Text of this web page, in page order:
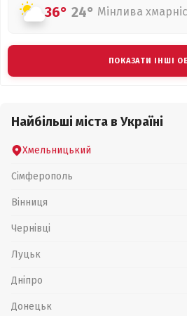
36° 24° Мінлива
ПОКАЗАТИ ІНШІ
Найбільші міста в Україні
Хмельницький
Сімферополь
Вінниця
Чернівці
Луцьк
Дніпро
Донецьк